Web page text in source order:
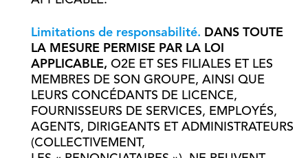
Limitations de responsabilité. DANS TOUTE
LA MESURE PERMISE PAR LA LOI
APPLICABLE, O2E ET SES FILIALES ET LES
MEMBRES DE SON GROUPE, AINSI QUE
LEURS CONCÉDANTS DE LICENCE,
FOURNISSEURS DE SERVICES, EMPLOYÉS,
AGENTS, DIRIGEANTS ET ADMINISTRATEURS
(COLLECTIVEMENT,